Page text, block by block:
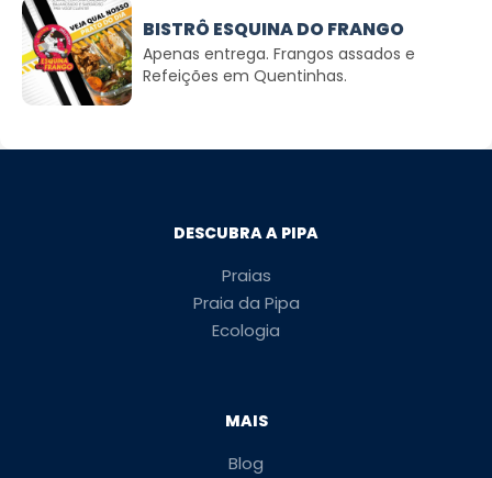
BISTRÔ ESQUINA DO FRANGO
Apenas entrega. Frangos assados e
Refeições em Quentinhas.
DESCUBRA A PIPA
Praias
Praia da Pipa
Ecologia
MAIS
Blog